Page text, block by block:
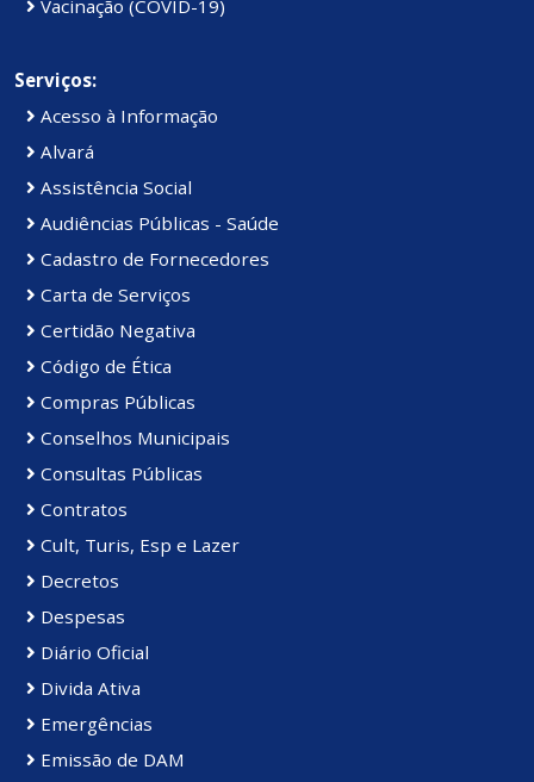
Vacinação (COVID-19)
Serviços:
Acesso à Informação
Alvará
Assistência Social
Audiências Públicas - Saúde
Cadastro de Fornecedores
Carta de Serviços
Certidão Negativa
Código de Ética
Compras Públicas
Conselhos Municipais
Consultas Públicas
Contratos
Cult, Turis, Esp e Lazer
Decretos
Despesas
Diário Oficial
Divida Ativa
Emergências
Emissão de DAM